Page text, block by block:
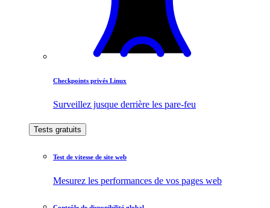
Checkpoints privés Linux
Surveillez jusque derrière les pare-feu
Tests gratuits
Test de vitesse de site web
Mesurez les performances de vos pages web